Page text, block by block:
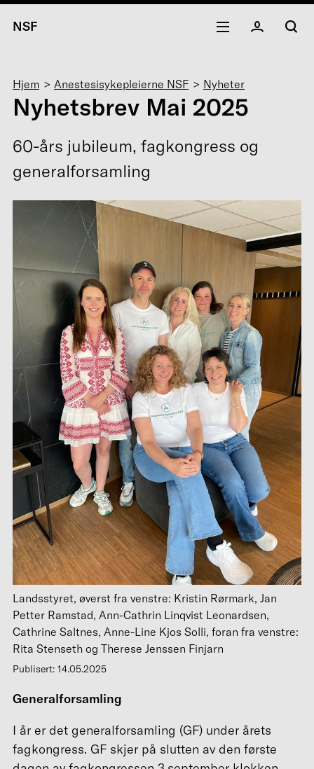
NSF
Navigasjonssti
Hjem Anestesisykepleierne NSF Nyheter
Nyhetsbrev Mai 2025
60-års jubileum, fagkongress og
generalforsamling
Landsstyret, øverst fra venstre: Kristin Rørmark, Jan
Petter Ramstad, Ann-Cathrin Linqvist Leonardsen,
Cathrine Saltnes, Anne-Line Kjos Solli, foran fra venstre:
Rita Stenseth og Therese Jenssen Finjarn
Publisert: 14.05.2025
Generalforsamling
I år er det generalforsamling (GF) under årets
fagkongress. GF skjer på slutten av den første